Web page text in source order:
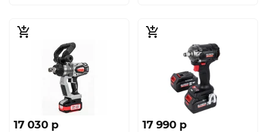
17 030 p 17 990 p